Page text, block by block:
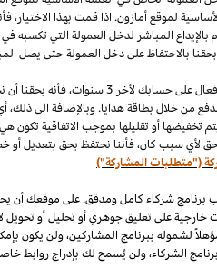
لموقع أمازون. اذا قمت بهذا الاختيار،
بالإيداع المباشر لدخل العمولة التي
بالاحتفاظ على دخل العمولة حتى يصل
على حسابك لأخر 3 سنوات،فأنه بحقنا
من خلال بطاقة هدايا. وبالإضافة الىذلك،
تخفيضها أو تقليلها بموجب الاتفاقية تكون
لأي سبب كان،فأننا نحتفظ بحق بتعديل أو
("متطلبات المشاركة")
برنامج شركاء كامل ومدقق. على موقعك
خارجية على تعليق جوهري أو تحليل أو
لشموله ببرنامج المشاركين، ولن يكون
الشركاء، ولن يُسمح لك بإدراج روابط